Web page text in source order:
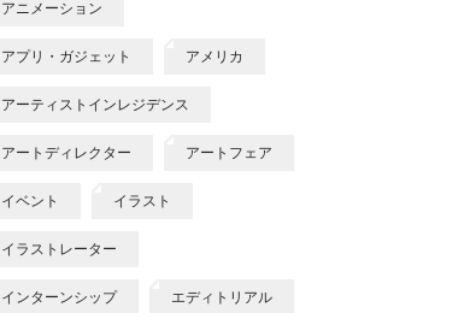
アニメーション
アプリ・ガジェット アメリカ
アーティストインレジデンス
アートディレクター アートフェア
イベント イラスト
イラストレーター
インターンシップ エディトリアル